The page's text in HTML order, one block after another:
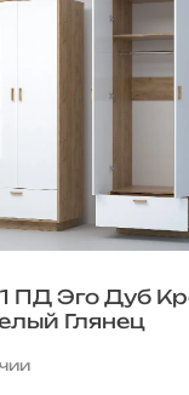
ПД Эго Дуб
Глянец